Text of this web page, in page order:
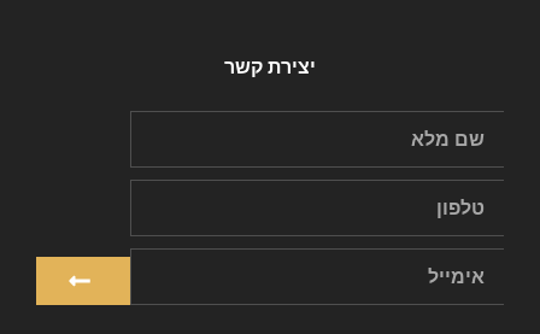
יצירת קשר